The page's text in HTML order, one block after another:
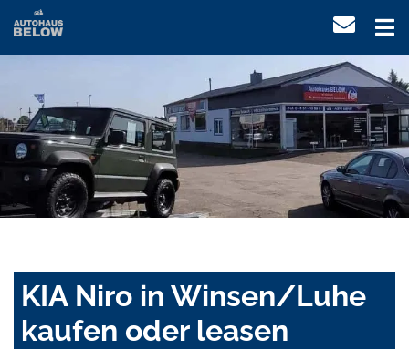
KIA Niro in Winsen/Luhe
kaufen oder leasen